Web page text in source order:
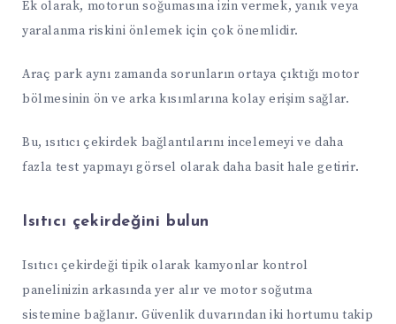
Ek olarak, motorun soğumasına izin vermek, yanık veya
yaralanma riskini önlemek için çok önemlidir.
Araç park aynı zamanda sorunların ortaya çıktığı motor
bölmesinin ön ve arka kısımlarına kolay erişim sağlar.
Bu, ısıtıcı çekirdek bağlantılarını incelemeyi ve daha
fazla test yapmayı görsel olarak daha basit hale getirir.
Isıtıcı çekirdeğini bulun
Isıtıcı çekirdeği tipik olarak kamyonlar kontrol
panelinizin arkasında yer alır ve motor soğutma
sistemine bağlanır. Güvenlik duvarından iki hortumu takip